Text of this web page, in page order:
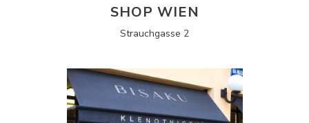
SHOP WIEN
Strauchgasse 2